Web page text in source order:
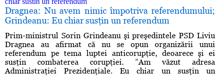
Dragnea: Nu avem nimic împotriva referendumului;
Grindeanu: Eu chiar susţin un referendum
Prim-ministrul Sorin Grindeanu şi preşedintele PSD Liviu
Dragnea au afirmat că nu se opun organizării unui
referendum pe tema luptei anticorupţie, deoarece şi ei
susţin combaterea corupţiei. ”Am văzut adresa
Administraţiei Prezidenţiale. Eu chiar un susţin un